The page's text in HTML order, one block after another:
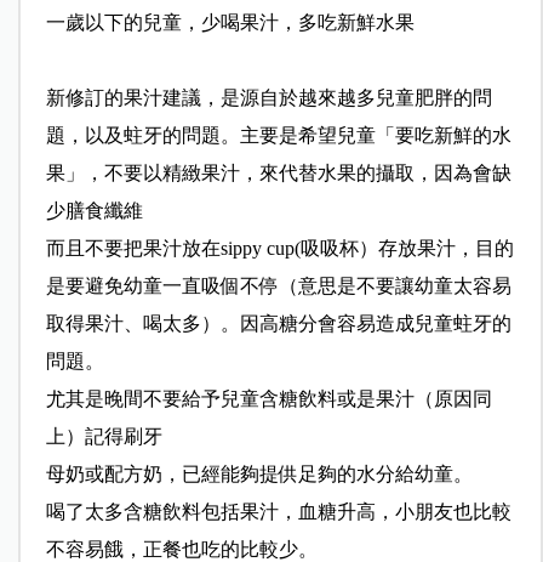
一歲以下的兒童，少喝果汁，多吃新鮮水果
新修訂的果汁建議，是源自於越來越多兒童肥胖的問
題，以及蛀牙的問題。主要是希望兒童「要吃新鮮的水
果」，不要以精緻果汁，來代替水果的攝取，因為會缺
少膳食纖維
而且不要把果汁放在sippy cup(吸吸杯）存放果汁，目的
是要避免幼童一直吸個不停（意思是不要讓幼童太容易
取得果汁、喝太多）。因高糖分會容易造成兒童蛀牙的
問題。
尤其是晚間不要給予兒童含糖飲料或是果汁（原因同
上）記得刷牙
母奶或配方奶，已經能夠提供足夠的水分給幼童。
喝了太多含糖飲料包括果汁，血糖升高，小朋友也比較
不容易餓，正餐也吃的比較少。